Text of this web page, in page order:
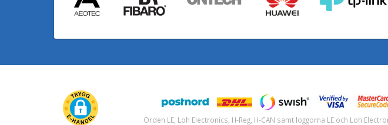
Orden LE, Loh Electronics, H-Reg, H-CAN samt loggorna LE och Loh